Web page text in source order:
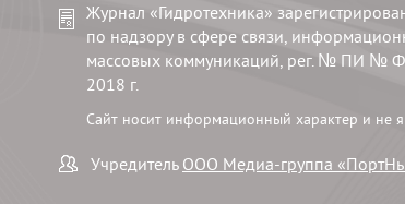
Журнал «Гидротехника»
по надзору в сфере связи,
массовых коммуникаций, рег. № ПИ №
2018 г.
Сайт носит информационный характер и не
Учредитель ООО Медиа-группа